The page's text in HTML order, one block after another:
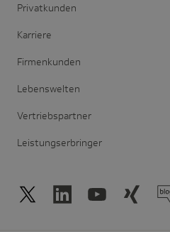
Privatkunden
Karriere
Firmenkunden
Lebenswelten
Vertriebspartner
Leistungserbringer